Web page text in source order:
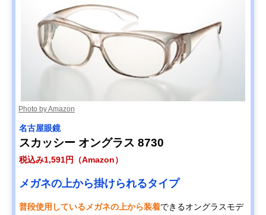
Photo by Amazon
名古屋眼鏡
スカッシー オングラス 8730
税込み1,591円（Amazon）
メガネの上から掛けられるタイプ
普段使用しているメガネの上から装着できるオングラスモデ